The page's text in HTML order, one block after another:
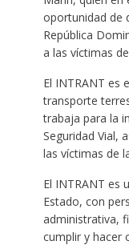
oportunidad de
República
a las víctimas
El INTRANT es
transporte
trabaja para la
Seguridad Vial,
las víctimas de
El INTRANT es
Estado, con
administrativa,
cumplir y hacer